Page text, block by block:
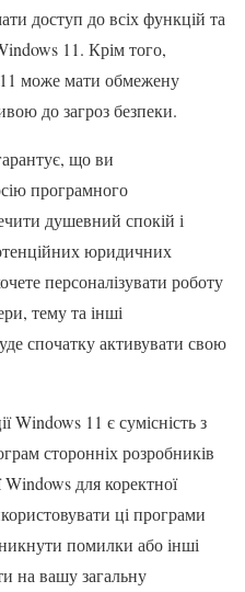
доступ до всіх функцій та
11. Крім того,
11 може мати обмежену
до загроз безпеки.
що ви
програмного
душевний спокій і
юридичних
персоналізувати роботу
тему та інші
спочатку активувати свою
11 є сумісність з
сторонніх розробників
Windows для коректної
ці програми
помилки або інші
на вашу загальну